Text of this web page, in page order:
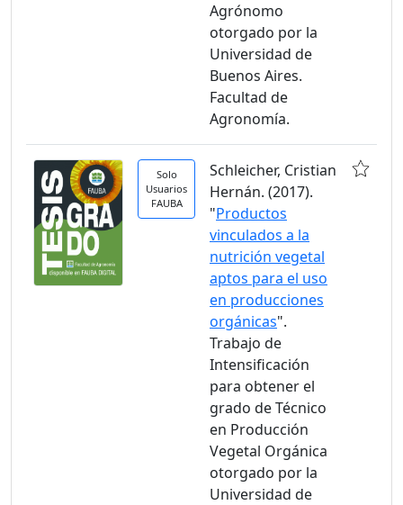
Agrónomo
otorgado por la
Universidad de
Buenos Aires.
Facultad de
Agronomía.
Solo
Usuarios
FAUBA
Schleicher, Cristian
Hernán. (2017).
"Productos
vinculados a la
nutrición vegetal
aptos para el uso
en producciones
orgánicas".
Trabajo de
Intensificación
para obtener el
grado de Técnico
en Producción
Vegetal Orgánica
otorgado por la
Universidad de